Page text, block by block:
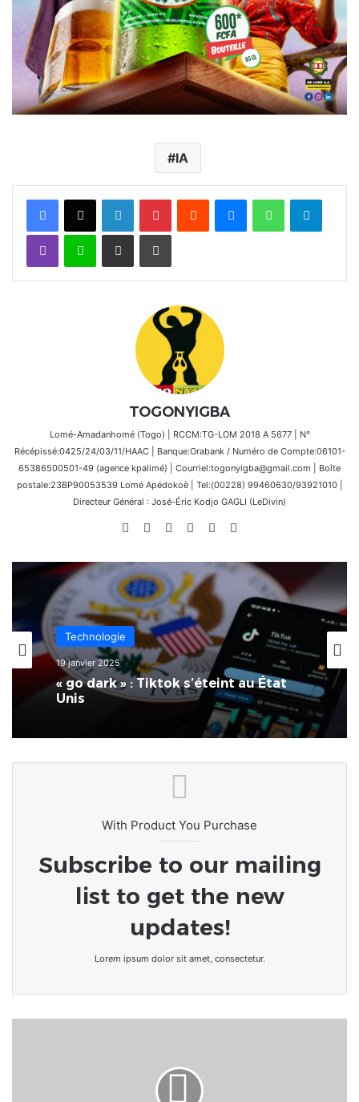
IA
FacebookX Linkedin PinterestReddit MessengerWhatsAppTelegram
Viber Ligne Partager par email Imprimer
TOGONYIGBA
Lomé-Amadanhomé (Togo) | RCCM:TG-LOM 2018 A 5677 | N°
Récépissé:0425/24/03/11/HAAC | Banque:Orabank / Numéro de Compte:06101-
65386500501-49 (agence kpalimé) | Courriel:togonyigba@gmail.com | Boîte
postale:23BP90053539 Lomé Apédokoè | Tel:(00228) 99460630/93921010 |
Directeur Général : José-Éric Kodjo GAGLI (LeDivin)
WebsiteFacebook
X LinkedinInstagram
Technologie
19 janvier 2025
« go dark » : Tiktok s’éteint au État
Technologie
3 novembre 2024
Adieu les téléphones portables :
Mark Zuckerberg prévoit une date
de fin et par quoi ils seront
With Product You Purchase
Subscribe to our mailing
list to get the new
updates!
Lorem ipsum dolor sit amet, consectetur.